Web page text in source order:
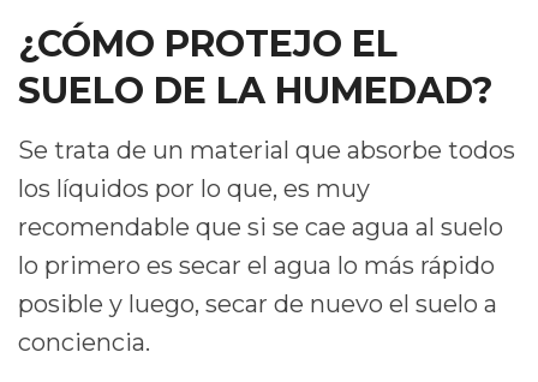
¿CÓMO PROTEJO EL
SUELO DE LA HUMEDAD?
Se trata de un material que absorbe todos
los líquidos por lo que, es muy
recomendable que si se cae agua al suelo
lo primero es secar el agua lo más rápido
posible y luego, secar de nuevo el suelo a
conciencia.